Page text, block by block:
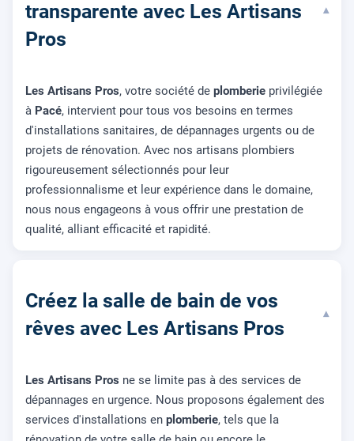
transparente avec Les Artisans
Pros
▾
Les Artisans Pros, votre société de plomberie privilégiée
à Pacé, intervient pour tous vos besoins en termes
d'installations sanitaires, de dépannages urgents ou de
projets de rénovation. Avec nos artisans plombiers
rigoureusement sélectionnés pour leur
professionnalisme et leur expérience dans le domaine,
nous nous engageons à vous offrir une prestation de
qualité, alliant efficacité et rapidité.
Créez la salle de bain de vos
rêves avec Les Artisans Pros
▾
Les Artisans Pros ne se limite pas à des services de
dépannages en urgence. Nous proposons également des
services d'installations en plomberie, tels que la